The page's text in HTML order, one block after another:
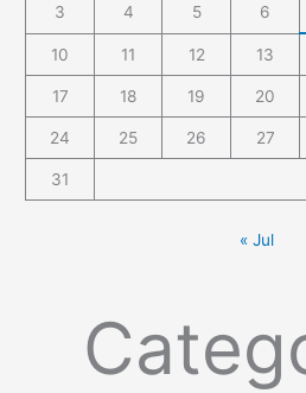
3 4 5 6
10 11 12 13
17 18 19 20
24 25 26 27
31
« Jul